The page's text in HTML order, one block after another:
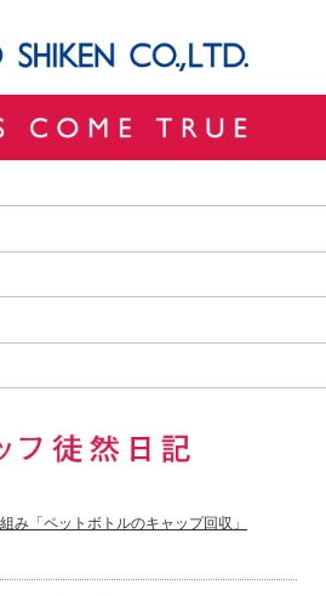
み「ペットボトルのキャップ回収」